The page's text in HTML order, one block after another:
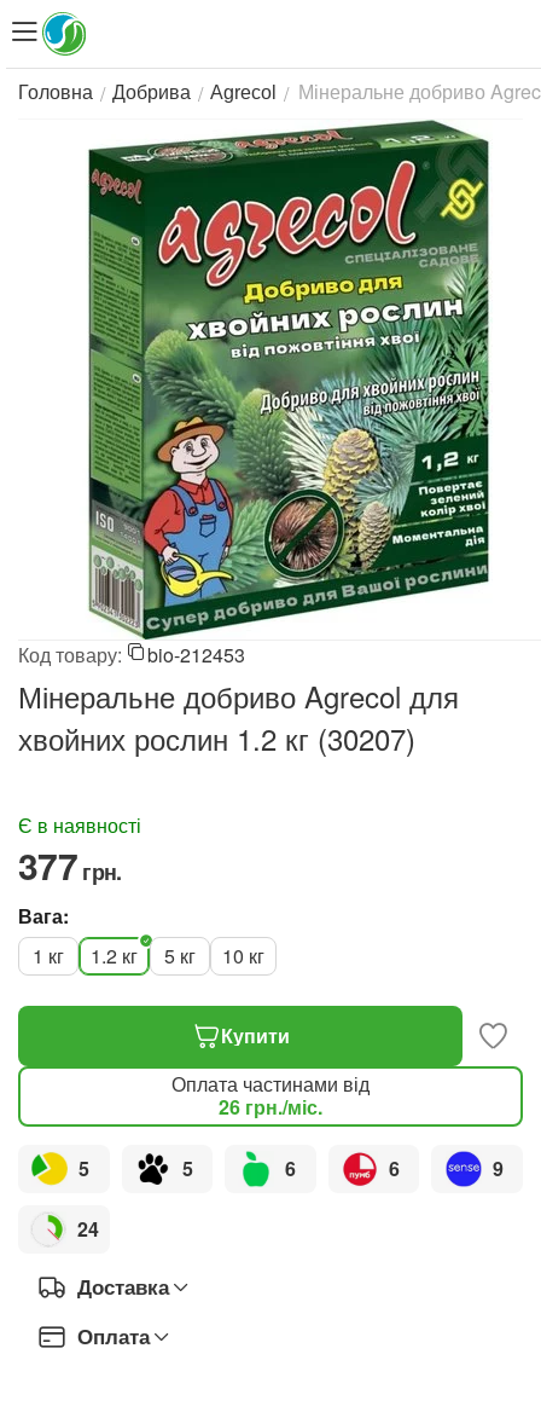
Головна / Добрива / Agrecol / Мінеральне добриво
Код товару: bio-212453
Мінеральне добриво Agrecol для
хвойних рослин 1.2 кг (30207)
‍377‍грн.
Є в наявності
Вага:
1 кг
1.2 кг 5 кг 10 кг
Купити
Оплата частинами від
26 грн./міс.
5 5 6 6 9
24
Доставка
Оплата